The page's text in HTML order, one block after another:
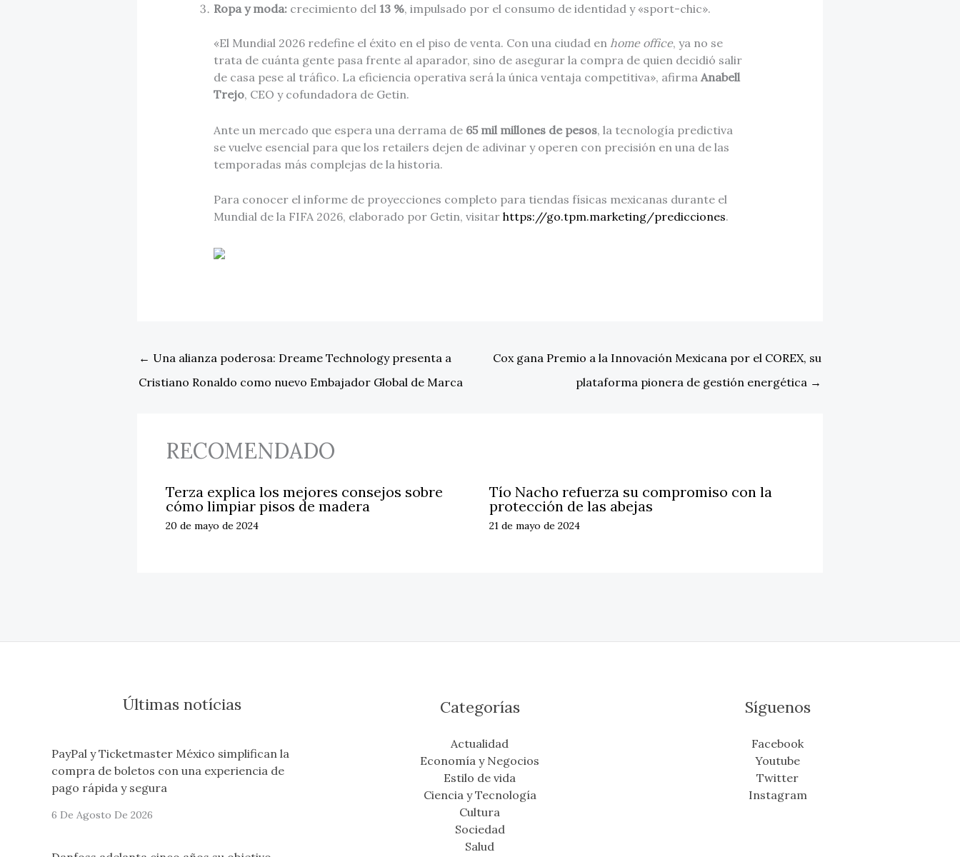
Ropa y moda:crecimiento del 13 %, impulsado por el consumo de identidad y «sport-chic».
«El Mundial 2026 redefine el éxito en el piso de venta. Con una ciudad en home office, ya no se
trata de cuánta gente pasa frente al aparador, sino de asegurar la compra de quien decidió salir
de casa pese al tráfico. La eficiencia operativa será la única ventaja competitiva», afirma Anabell
Trejo, CEO y cofundadora de Getin.
Ante un mercado que espera una derrama de 65 mil millones de pesos, la tecnología predictiva
se vuelve esencial para que los retailers dejen de adivinar y operen con precisión en una de las
temporadas más complejas de la historia.
Para conocer el informe de proyecciones completo para tiendas físicas mexicanas durante el
Mundial de la FIFA 2026, elaborado por Getin, visitar https://go.tpm.marketing/predicciones.
← Una alianza poderosa: Dreame Technology presenta a
Cristiano Ronaldo como nuevo Embajador Global de Marca
Cox gana Premio a la Innovación Mexicana por el COREX, su
plataforma pionera de gestión energética →
RECOMENDADO
Terza explica los mejores consejos sobre
cómo limpiar pisos de madera
20 de mayo de 2024
Tío Nacho refuerza su compromiso con la
protección de las abejas
21 de mayo de 2024
Últimas notícias
PayPal y Ticketmaster México simplifican la
compra de boletos con una experiencia de
pago rápida y segura
6 De Agosto De 2026
Categorías
Actualidad
Economía y Negocios
Estilo de vida
Ciencia y Tecnología
Cultura
Sociedad
Salud
Síguenos
Facebook
Youtube
Twitter
Instagram